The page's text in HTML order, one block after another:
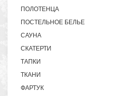
ПОЛОТЕНЦА
ПОСТЕЛЬНОЕ БЕЛЬЕ
САУНА
СКАТЕРТИ
ТАПКИ
ТКАНИ
ФАРТУК